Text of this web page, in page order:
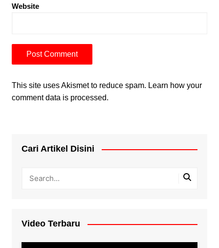
Website
This site uses Akismet to reduce spam. Learn how your
comment data is processed.
Cari Artikel Disini
Video Terbaru